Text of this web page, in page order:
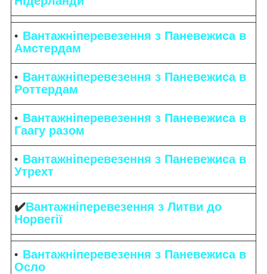
Вантажніперевезення з Паневежиса в
Амстердам
Вантажніперевезення з Паневежиса в
Роттердам
Вантажніперевезення з Паневежиса в
Гаагу разом
Вантажніперевезення з Паневежиса в
Утрехт
✔️Вантажніперевезення з Литви до
Норвегії
Вантажніперевезення з Паневежиса в
Осло